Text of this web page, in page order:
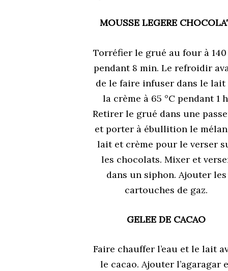
MOUSSE LEGERE
Torréfier le grué au four à 140
pendant 8 min. Le refroidir
de le faire infuser dans le lait
la crème à 65 °C pendant 1
Retirer le grué dans une
et porter à ébullition le
lait et crème pour le verser
les chocolats. Mixer et
dans un siphon. Ajouter les
cartouches de gaz.
GELEE DE CACAO
Faire chauffer l’eau et le lait
le cacao. Ajouter l’agaragar